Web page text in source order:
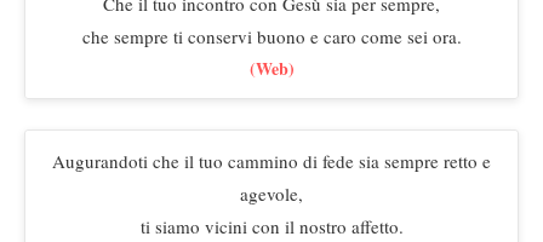
che sempre ti conservi buono e caro come sei ora.
(Web)
Augurandoti che il tuo cammino di fede sia sempre retto e
agevole,
ti siamo vicini con il nostro affetto.